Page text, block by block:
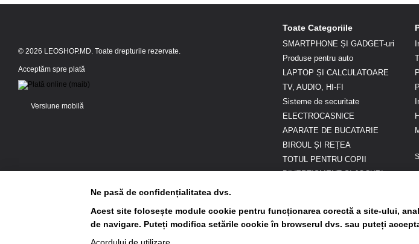
© 2026 LEOSHOP.MD. Toate drepturile rezervate.
Acceptăm spre plată
Versiune mobilă
Magazin online creat cu Horoshop
Toate Categoriile
SMARTPHONE ȘI GADGET-uri
Produse pentru auto
LAPTOP ȘI CALCULATOARE
TV, AUDIO, HI-FI
Sisteme de securitate
ELECTROCASNICE
APARATE DE BUCATARIE
BIROUL ȘI REȚEA
TOTUL PENTRU COPII
DIVERTISMENT ȘI JOCURI
Gradina si terasa
Ne pasă de confidențialitatea dvs.
Acest site folosește module cookie pentru funcționarea corectă a site-ului,
de navigare. Puteți modifica setările cookie în browserul dvs. sau puteți